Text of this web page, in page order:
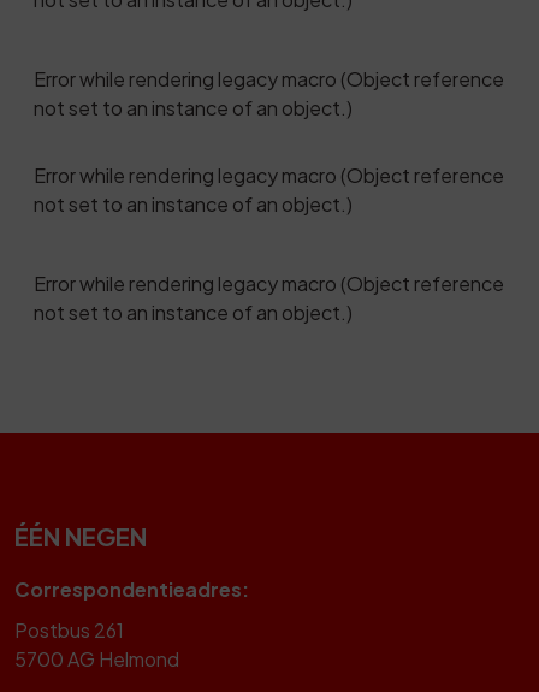
Error while rendering legacy macro (Object reference
not set to an instance of an object.)
Error while rendering legacy macro (Object reference
not set to an instance of an object.)
Error while rendering legacy macro (Object reference
not set to an instance of an object.)
ÉÉN NEGEN
Correspondentieadres:
Postbus 261
5700 AG Helmond